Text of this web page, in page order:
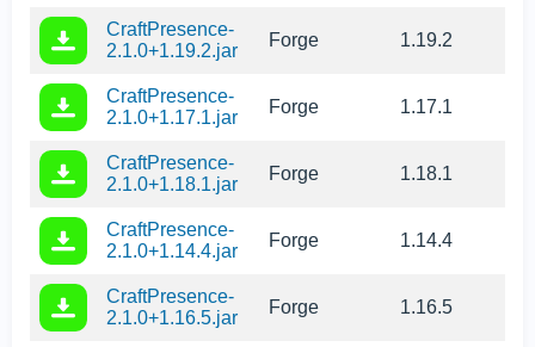
CraftPresence-
2.1.0+1.19.2.jar
Forge 1.19.2
CraftPresence-
2.1.0+1.17.1.jar
Forge 1.17.1
CraftPresence-
2.1.0+1.18.1.jar
Forge 1.18.1
CraftPresence-
2.1.0+1.14.4.jar
Forge 1.14.4
CraftPresence-
2.1.0+1.16.5.jar
Forge 1.16.5